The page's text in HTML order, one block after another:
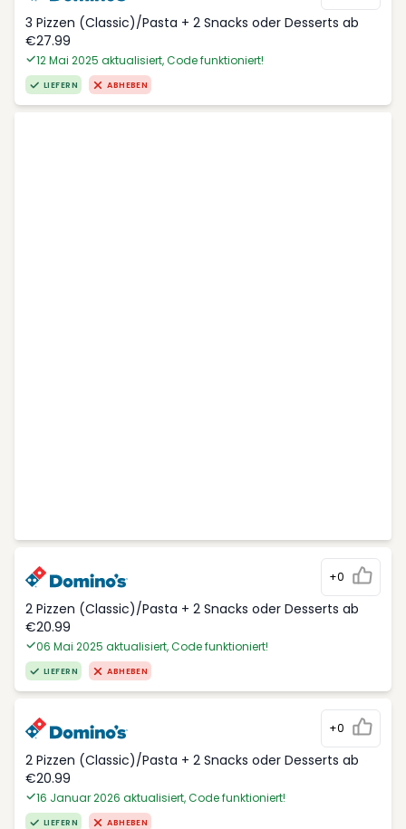
3 Pizzen (Classic)/Pasta + 2 Snacks oder Desserts ab
€27.99
12 Mai 2025 aktualisiert, Code funktioniert!
LIEFERN ABHEBEN
+0
2 Pizzen (Classic)/Pasta + 2 Snacks oder Desserts ab
€20.99
06 Mai 2025 aktualisiert, Code funktioniert!
LIEFERN ABHEBEN
+0
2 Pizzen (Classic)/Pasta + 2 Snacks oder Desserts ab
€20.99
16 Januar 2026 aktualisiert, Code funktioniert!
LIEFERN ABHEBEN